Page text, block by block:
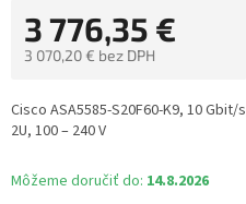
3 776,35 €
3 070,20 € bez DPH
cena:
Môžeme doručiť do: 14.8.2026
Cisco ASA5585-S20F60-K9, 10
2U, 100 – 240 V